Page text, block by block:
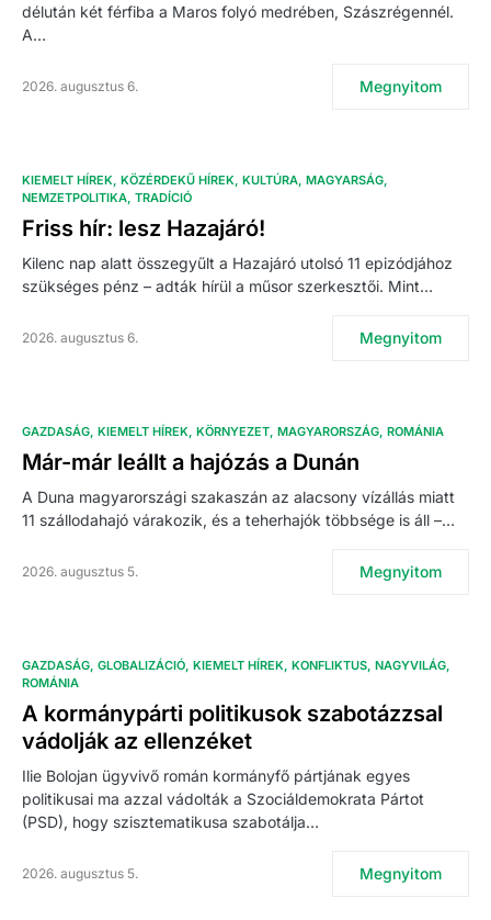
délután két férfiba a Maros folyó medrében, Szászrégennél.
A…
2026. augusztus 6. Megnyitom
KIEMELT HÍREK KÖZÉRDEKŰ HÍREK KULTÚRA MAGYARSÁG
NEMZETPOLITIKA TRADÍCIÓ
Friss hír: lesz Hazajáró!
Kilenc nap alatt összegyűlt a Hazajáró utolsó 11 epizódjához
szükséges pénz – adták hírül a műsor szerkesztői. Mint…
2026. augusztus 6. Megnyitom
GAZDASÁG KIEMELT HÍREK KÖRNYEZET MAGYARORSZÁG ROMÁNIA
Már-már leállt a hajózás a Dunán
A Duna magyarországi szakaszán az alacsony vízállás miatt
11 szállodahajó várakozik, és a teherhajók többsége is áll –…
2026. augusztus 5. Megnyitom
GAZDASÁG GLOBALIZÁCIÓ KIEMELT HÍREK KONFLIKTUS NAGYVILÁG
ROMÁNIA
A kormánypárti politikusok szabotázzsal
vádolják az ellenzéket
Ilie Bolojan ügyvivő román kormányfő pártjának egyes
politikusai ma azzal vádolták a Szociáldemokrata Pártot
(PSD), hogy szisztematikusa szabotálja…
2026. augusztus 5. Megnyitom